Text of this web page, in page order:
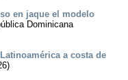
en jaque el modelo
Dominicana
a costa de